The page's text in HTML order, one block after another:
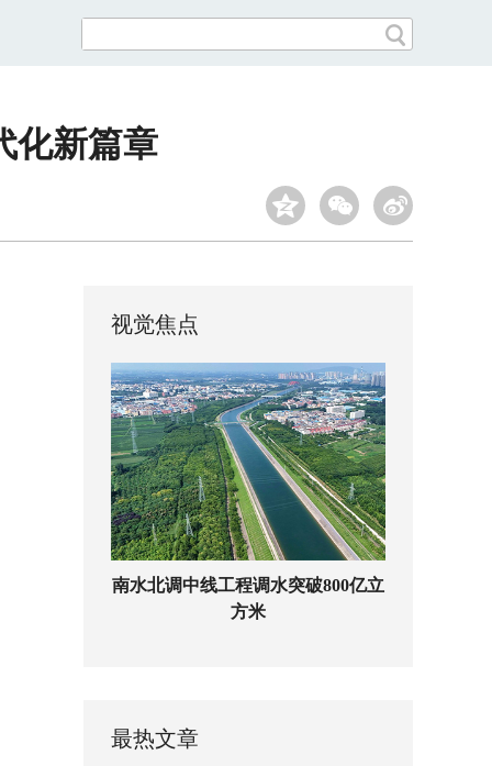
化新篇章
视觉焦点
南水北调中线工程调水突破800亿立
方米
最热文章